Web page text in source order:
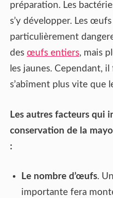
préparation. Les
s’y développer. Les
particulièrement
des œufs entiers, mais
les jaunes. Cependant,
s’abîment plus vite que
Les autres facteurs qui
conservation de la
:
Le nombre d’œufs.
importante fera